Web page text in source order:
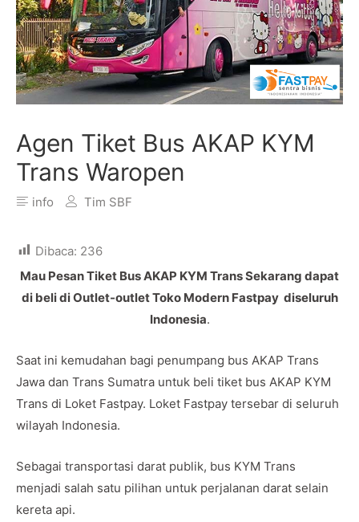
Agen Tiket Bus AKAP KYM
Trans Waropen
info Tim SBF
Dibaca: 236
Mau Pesan Tiket Bus AKAP KYM Trans Sekarang dapat
di beli di Outlet-outlet Toko Modern Fastpay diseluruh
Indonesia.
Saat ini kemudahan bagi penumpang bus AKAP Trans
Jawa dan Trans Sumatra untuk beli tiket bus AKAP KYM
Trans di Loket Fastpay. Loket Fastpay tersebar di seluruh
wilayah Indonesia.
Sebagai transportasi darat publik, bus KYM Trans
menjadi salah satu pilihan untuk perjalanan darat selain
kereta api.